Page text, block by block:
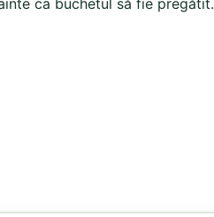
ca buchetul să fie pregătit.